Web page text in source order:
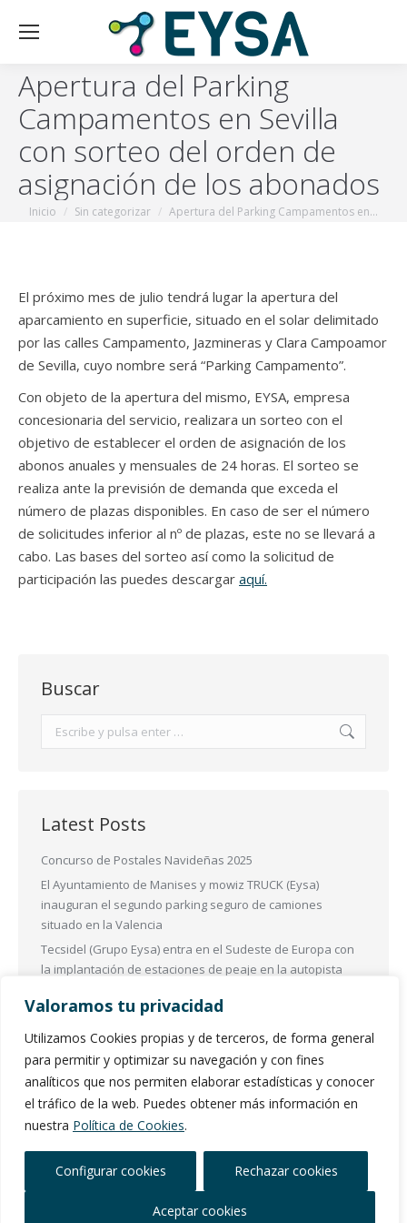
Valoramos tu privacidad
Utilizamos Cookies propias y de terceros, de forma general
para permitir y optimizar su navegación y con fines
analíticos que nos permiten elaborar estadísticas y conocer
el tráfico de la web. Puedes obtener más información en
nuestra Política de Cookies.
Configurar cookies Rechazar cookies
Aceptar cookies
Apertura del Parking
Campamentos en Sevilla
con sorteo del orden de
asignación de los abonados
Estás aquí:
Inicio Sin categorizar Apertura del Parking Campamentos en…
El próximo mes de julio tendrá lugar la apertura del
aparcamiento en superficie, situado en el solar delimitado
por las calles Campamento, Jazmineras y Clara Campoamor
de Sevilla, cuyo nombre será “Parking Campamento”.
Con objeto de la apertura del mismo, EYSA, empresa
concesionaria del servicio, realizara un sorteo con el
objetivo de establecer el orden de asignación de los
abonos anuales y mensuales de 24 horas. El sorteo se
realiza ante la previsión de demanda que exceda el
número de plazas disponibles. En caso de ser el número
de solicitudes inferior al nº de plazas, este no se llevará a
cabo. Las bases del sorteo así como la solicitud de
participación las puedes descargar aquí.
Buscar
Latest Posts
Concurso de Postales Navideñas 2025
El Ayuntamiento de Manises y mowiz TRUCK (Eysa)
inauguran el segundo parking seguro de camiones
situado en la Valencia
Tecsidel (Grupo Eysa) entra en el Sudeste de Europa con
la implantación de estaciones de peaje en la autopista
Las Zonas de Bajas Emisiones (ZBE) en España se
transformarán para mejorar la sostenibilidad
EL Grupo ESYA participó en Intertraffic Amsterdam 2024
TECSIDEL ITS
Aluvisa
Net4Things
Lector
ParkXplorer Mowiz